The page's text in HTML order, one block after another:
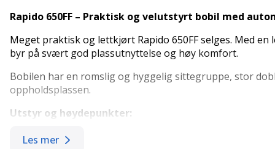
Rapido 650FF – Praktisk og velutstyrt bobil med
Meget praktisk og lettkjørt Rapido 650FF selges. Med
byr på svært god plassutnyttelse og høy komfort.
Bobilen har en romslig og hyggelig sittegruppe, stor
oppholdsplassen.
Utstyr og høydepunkter:
Automatgir
Les mer